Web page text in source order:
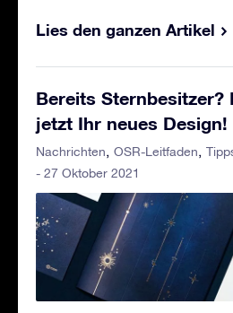
Lies den ganzen Artikel
Bereits Sternbesitzer?
jetzt Ihr neues Design!
Nachrichten OSR-Leitfaden
- 27 Oktober 2021